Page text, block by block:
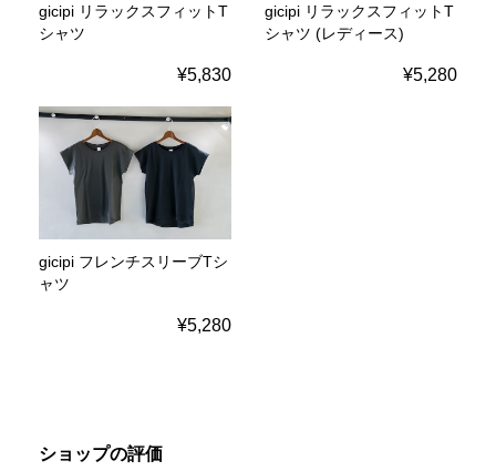
gicipi リラックスフィットT
シャツ
¥5,830
gicipi リラックスフィットT
シャツ (レディース)
¥5,280
gicipi フレンチスリーブTシ
ャツ
¥5,280
ショップの評価